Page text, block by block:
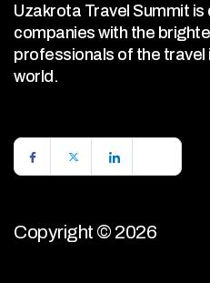
Uzakrota Travel Summit
companies with the
professionals of the travel
world.
Copyright © 2026